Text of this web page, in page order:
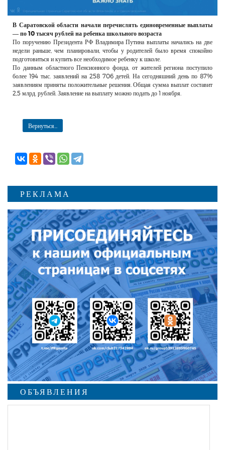
В Саратовской области начали перечислять единовременные выплаты
— по 10 тысяч рублей на ребенка школьного возраста
По поручению Президента РФ Владимира Путина выплаты начались на две
недели раньше, чем планировали, чтобы у родителей было время спокойно
подготовиться и купить все необходимое ребенку к школе.
По данным областного Пенсионного фонда, от жителей региона поступило
более 194 тыс. заявлений на 258 706 детей. На сегодняшний день по 87%
заявлениям приняты положительные решения. Общая сумма выплат составит
2,5 млрд. рублей. Заявление на выплату можно подать до 1 ноября.
Вернуться...
РЕКЛАМА
ОБЪЯВЛЕНИЯ